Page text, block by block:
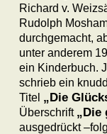
Richard v.
Rudolph
durchgemacht,
unter anderem
ein Kinderbuch.
schrieb ein
Titel „Die
Überschrift „Die
ausgedrückt